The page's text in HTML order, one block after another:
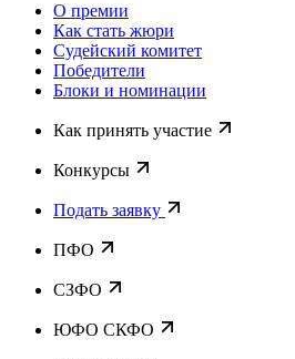
О премии
Как стать жюри
Судейский комитет
Победители
Блоки и номинации
Как принять участие
Конкурсы
Подать заявку
ПФО
СЗФО
ЮФО СКФО